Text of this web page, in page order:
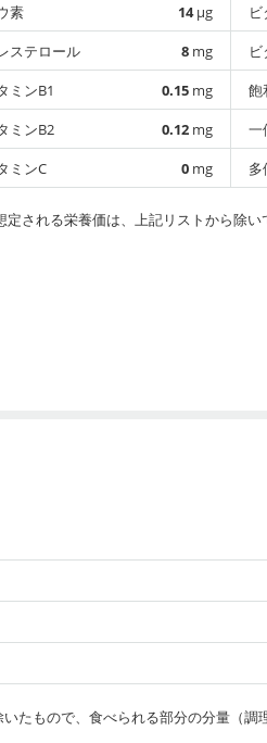
素
14µg
ステロール
8 mg
ミンB1
0.15 mg
ミンB2
0.12 mg
ミンC
0 mg
飽
一
多
される栄養価は、上記リストから除い
たもので、食べられる部分の分量（調